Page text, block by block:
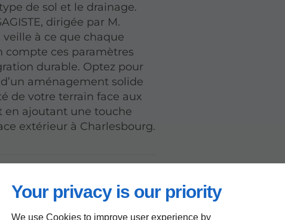
Your privacy is our priority
We use Cookies to improve user experience by
de sol et le drainage.
dirigée par M.
à ce que chaque
compte ces paramètres
durable. Optez pour
aménagement solide
de votre terrain face aux
en ajoutant une touche
extérieur à Charlesbourg.
d’un